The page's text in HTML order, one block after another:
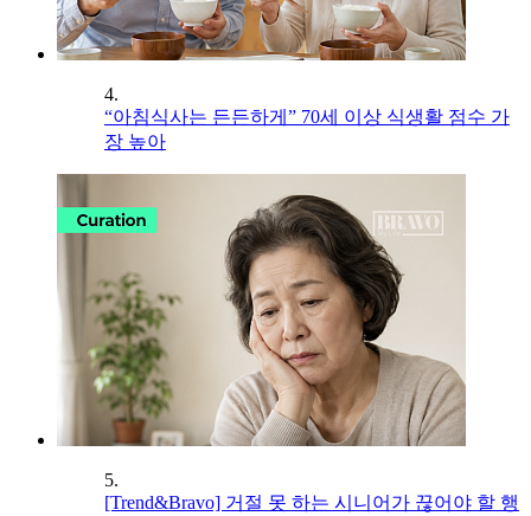
4.
“아침식사는 든든하게” 70세 이상 식생활 점수 가
장 높아
5.
[Trend&Bravo] 거절 못 하는 시니어가 끊어야 할 행